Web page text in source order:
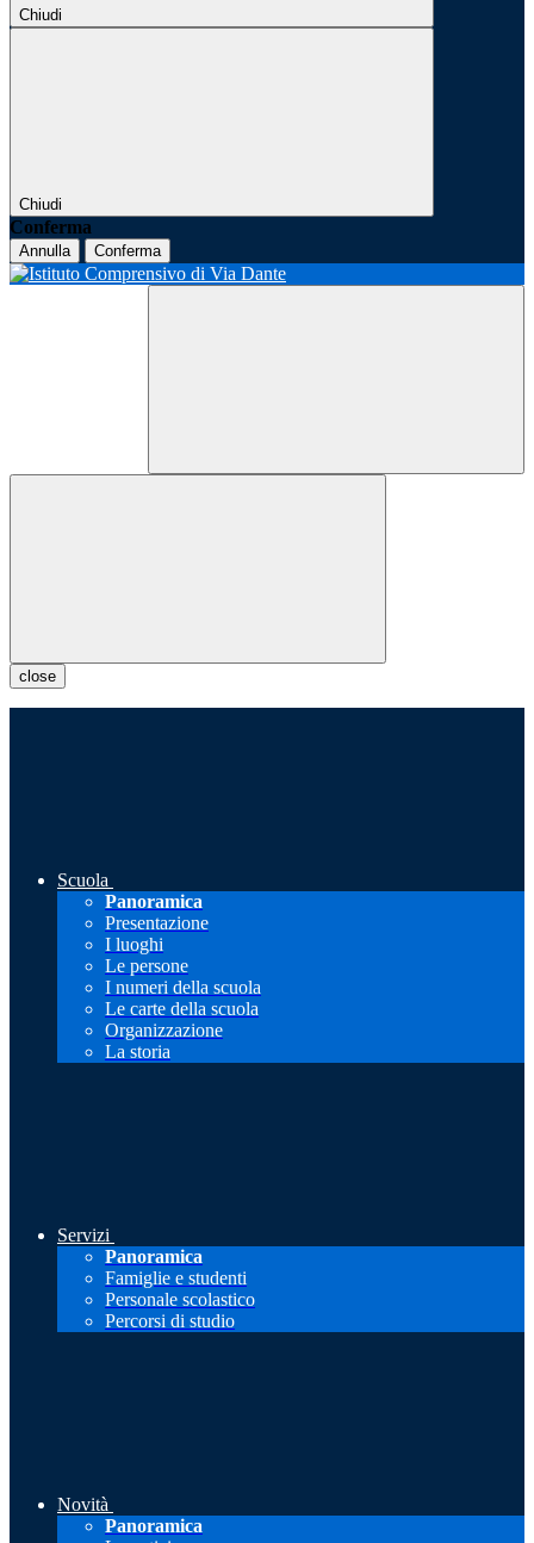
Chiudi
Chiudi
Conferma
Annulla Conferma
close
Scuola
Panoramica
Presentazione
I luoghi
Le persone
I numeri della scuola
Le carte della scuola
Organizzazione
La storia
Servizi
Panoramica
Famiglie e studenti
Personale scolastico
Percorsi di studio
Novità
Panoramica